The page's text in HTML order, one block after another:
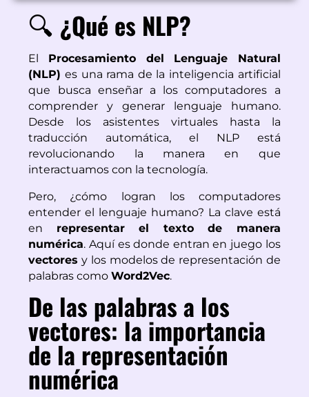
🔍 ¿Qué es NLP?
El Procesamiento del Lenguaje Natural
(NLP) es una rama de la inteligencia artificial
que busca enseñar a los computadores a
comprender y generar lenguaje humano.
Desde los asistentes virtuales hasta la
traducción automática, el NLP está
revolucionando la manera en que
interactuamos con la tecnología.
Pero, ¿cómo logran los computadores
entender el lenguaje humano? La clave está
en representar el texto de manera
numérica. Aquí es donde entran en juego los
vectores y los modelos de representación de
palabras comoWord2Vec.
De las palabras a los
vectores: la importancia
de la representación
numérica